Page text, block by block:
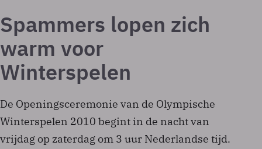
Spammers lopen zich
warm voor
Winterspelen
De Openingsceremonie van de Olympische
Winterspelen 2010 begint in de nacht van
vrijdag op zaterdag om 3 uur Nederlandse tijd.